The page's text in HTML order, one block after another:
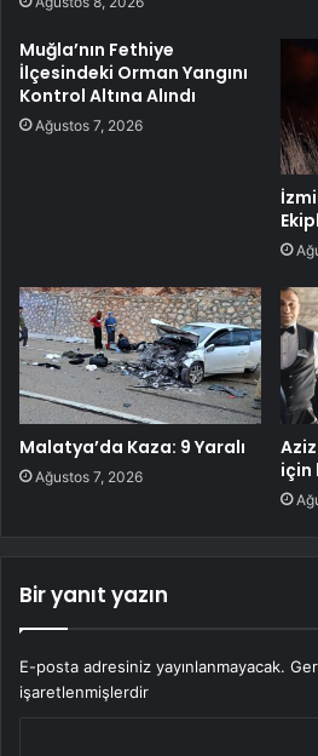
Muğla’nın Fethiye
İlçesindeki Orman Yangını
Kontrol Altına Alındı
Ağustos 7, 2026
Malatya’da Kaza: 9 Yaralı
Ağustos 7, 2026
için
Bir yanıt yazın
E-posta adresiniz yayınlanmayacak.
işaretlenmişlerdir